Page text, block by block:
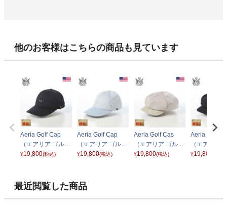
他のお客様はこちらの商品も見ています
Aeria Golf Cap
（エアリア ゴルフ
キャップ） ブラッ
¥19,800(税込)
Aeria Golf Cap
（エアリア ゴルフ
キャップ） ブルー
¥19,800(税込)
Aeria Golf Cas
（エアリア ゴルフ
キャス） ナチュラ
¥19,800(税込)
Aeria Golf
（エアリア
キャス） ブ
¥19,800
最近閲覧した商品